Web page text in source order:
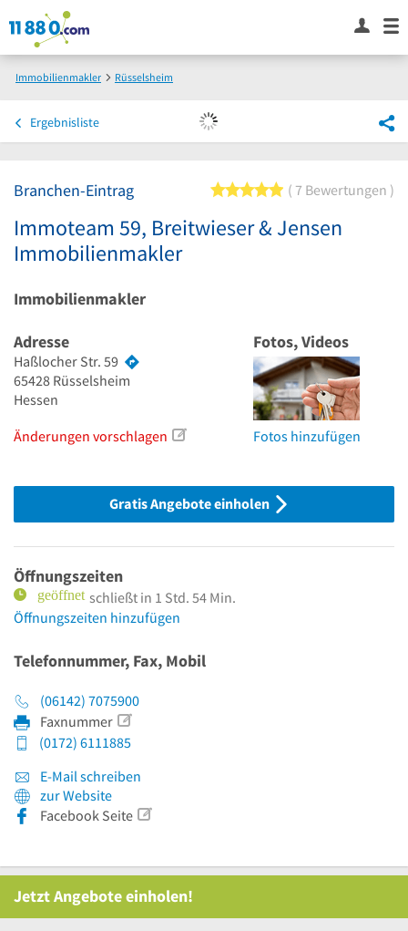
Immobilienmakler
Rüsselsheim
Ergebnisliste
Branchen-Eintrag 5 von 5 Sternen
7 Bewertungen
Immoteam 59, Breitwieser & Jensen
Immobilienmakler
Immobilienmakler
Adresse
Haßlocher Str. 59
65428 Rüsselsheim
Hessen
Änderungen vorschlagen
Fotos, Videos
Fotos hinzufügen
Gratis Angebote einholen
Öffnungszeiten
schließt in 1 Std. 54 Min.
Öffnungszeiten hinzufügen
Telefonnummer, Fax, Mobil
(06142) 7075900
Faxnummer
(0172) 6111885
E-Mail schreiben
zur Website
Facebook Seite
Jetzt Angebote einholen!